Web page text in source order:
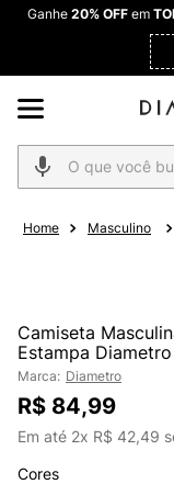
Ganhe 20% OFFem
O que você busca?
Masculino
Camiseta
Estampa Diametro
Marca: Diametro
R$ 84,99
Em até 2x R$ 42,49
Cores